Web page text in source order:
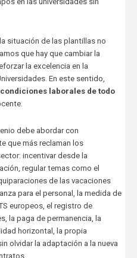
situación de las plantillas no
que hay que cambiar la
la excelencia en la
En este sentido,
laborales de todo
debe abordar con
que más reclaman los
incentivar desde la
regular temas como el
de las vacaciones
para el personal, la medida de
europeos, el registro de
la paga de permanencia, la
horizontal, la propia
olvidar la adaptación a la nueva